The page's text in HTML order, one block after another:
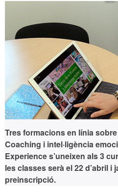
Tres formacions en línia
Coaching i intel·ligència
Experience s’uneixen als 3
les classes serà el 22 d’abril i
preinscripció.